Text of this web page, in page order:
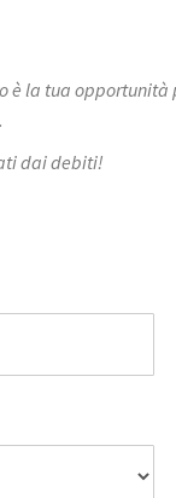
la tua
dai debiti!